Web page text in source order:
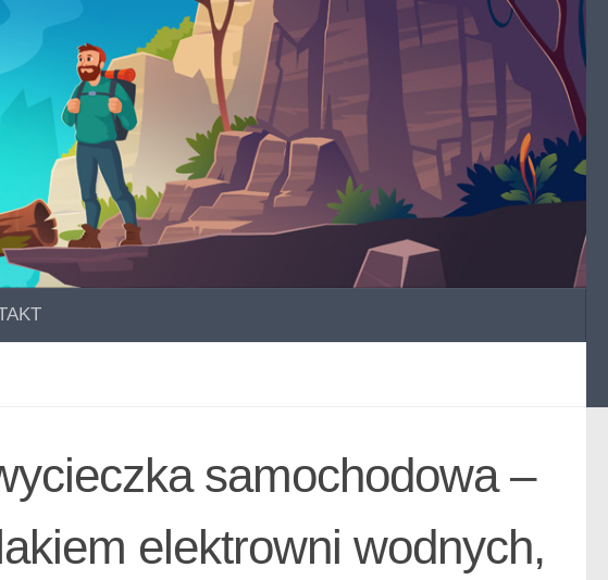
samochodowa –
elektrowni wodnych,